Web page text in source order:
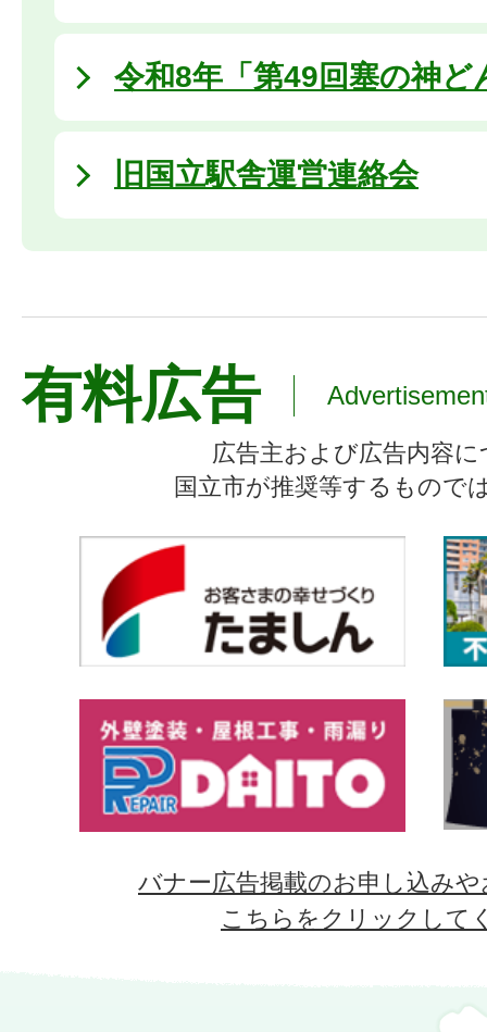
令和8年「第49回塞の神ど
旧国立駅舎運営連絡会
有料広告
広告主および広告内容
国立市が推奨等するもので
バナー広告掲載のお申し込み
こちらをクリックして